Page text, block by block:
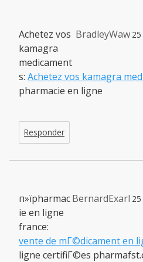
BradleyWaw
Achetez vos
kamagra
medicament
s: Achetez vos kamagra
pharmacie en ligne
Responder
BernardExarl
п»їpharmac
ie en ligne
france:
vente de mГ©dicament en
ligne certifiГ©es